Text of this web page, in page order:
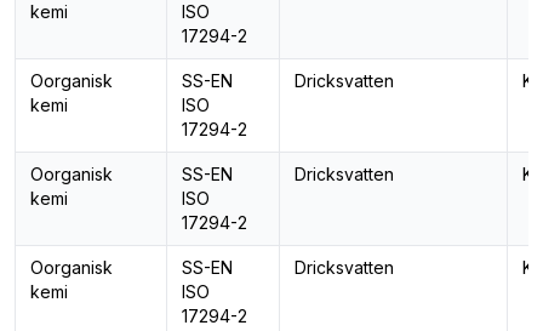
kemi
ISO
17294-2
Oorganisk
kemi
SS-EN
ISO
17294-2
Dricksvatten
Oorganisk
kemi
SS-EN
ISO
17294-2
Dricksvatten
Oorganisk
kemi
SS-EN
ISO
17294-2
Dricksvatten